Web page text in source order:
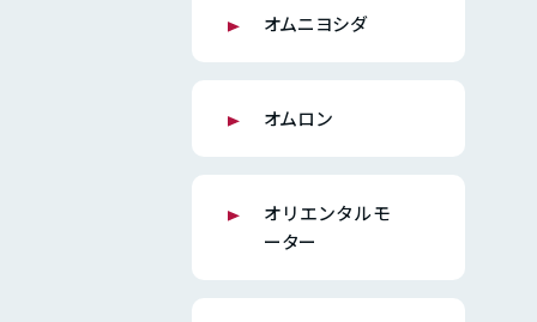
オムニヨシダ
オムロン
オリエンタルモ
ーター